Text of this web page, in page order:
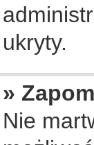
ukryty.
»
Nie